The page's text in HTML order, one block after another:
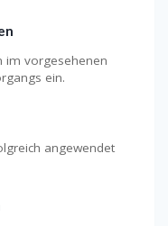
im vorgesehenen
ein.
angewendet